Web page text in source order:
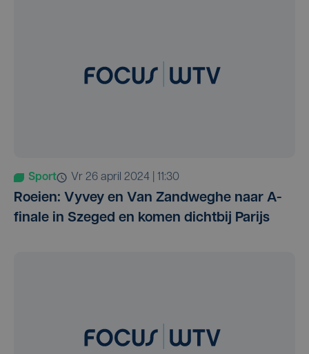
Sport vr 26 april 2024 | 11:30
Roeien: Vyvey en Van Zandweghe naar A-
finale in Szeged en komen dichtbij Parijs